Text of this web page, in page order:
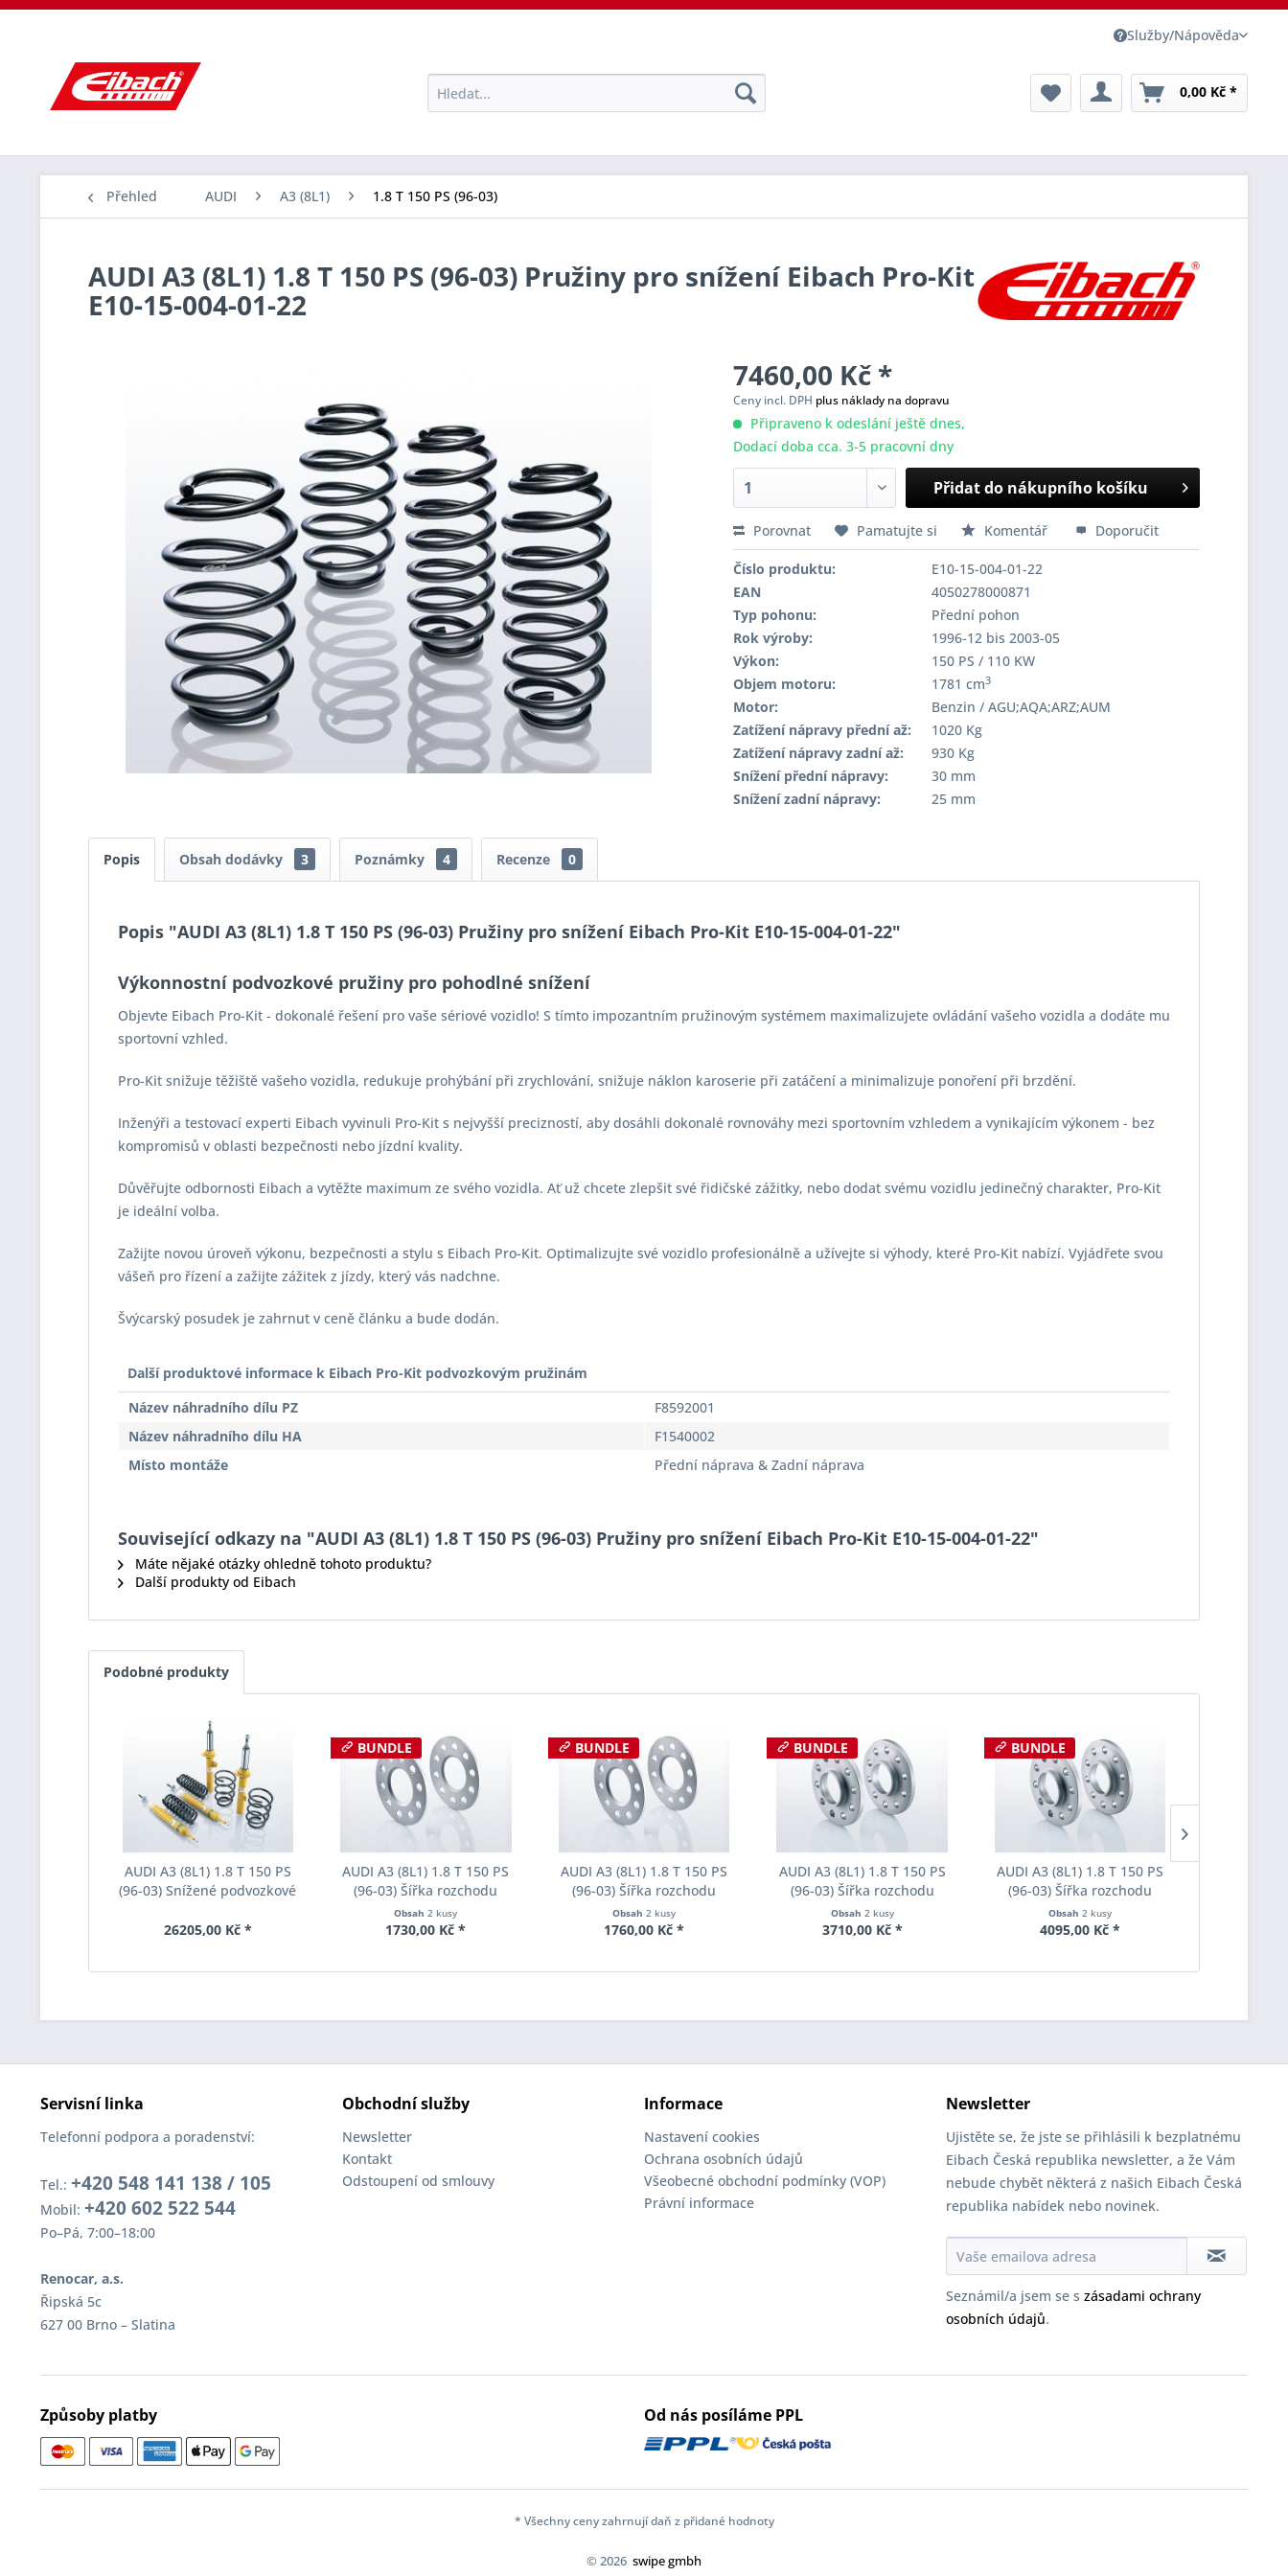
Služby/Nápověda
0,00 Kč *
Přehled AUDI A3 (8L1) 1.8 T 150 PS (96-03)
AUDI A3 (8L1) 1.8 T 150 PS (96-03) Pružiny pro snížení Eibach Pro-Kit
E10-15-004-01-22
7460,00 Kč *
Ceny incl. DPH plus náklady na dopravu
Připraveno k odeslání ještě dnes,
Dodací doba cca. 3-5 pracovní dny
Přidat do nákupního košíku
Porovnat Pamatujte si Komentář Doporučit
Číslo produktu:
E10-15-004-01-22
EAN
4050278000871
Typ pohonu:
Přední pohon
Rok výroby:
1996-12 bis 2003-05
Výkon:
150 PS / 110 KW
Objem motoru:
1781 cm3
Motor:
Benzin / AGU;AQA;ARZ;AUM
Zatížení nápravy přední až:
1020 Kg
Zatížení nápravy zadní až:
930 Kg
Snížení přední nápravy:
30 mm
Snížení zadní nápravy:
25 mm
Popis Obsah dodávky 3 Poznámky 4 Recenze 0
Popis "AUDI A3 (8L1) 1.8 T 150 PS (96-03) Pružiny pro snížení Eibach Pro-Kit E10-15-004-01-22"
Výkonnostní podvozkové pružiny pro pohodlné snížení
Objevte Eibach Pro-Kit - dokonalé řešení pro vaše sériové vozidlo! S tímto impozantním pružinovým systémem maximalizujete ovládání vašeho vozidla a dodáte mu
sportovní vzhled.
Pro-Kit snižuje těžiště vašeho vozidla, redukuje prohýbání při zrychlování, snižuje náklon karoserie při zatáčení a minimalizuje ponoření při brzdění.
Inženýři a testovací experti Eibach vyvinuli Pro-Kit s nejvyšší precizností, aby dosáhli dokonalé rovnováhy mezi sportovním vzhledem a vynikajícím výkonem - bez
kompromisů v oblasti bezpečnosti nebo jízdní kvality.
Důvěřujte odbornosti Eibach a vytěžte maximum ze svého vozidla. Ať už chcete zlepšit své řidičské zážitky, nebo dodat svému vozidlu jedinečný charakter, Pro-Kit
je ideální volba.
Zažijte novou úroveň výkonu, bezpečnosti a stylu s Eibach Pro-Kit. Optimalizujte své vozidlo profesionálně a užívejte si výhody, které Pro-Kit nabízí. Vyjádřete svou
vášeň pro řízení a zažijte zážitek z jízdy, který vás nadchne.
Švýcarský posudek je zahrnut v ceně článku a bude dodán.
Další produktové informace k Eibach Pro-Kit podvozkovým pružinám
Název náhradního dílu PZ
F8592001
Název náhradního dílu HA
F1540002
Místo montáže
Přední náprava & Zadní náprava
Související odkazy na "AUDI A3 (8L1) 1.8 T 150 PS (96-03) Pružiny pro snížení Eibach Pro-Kit E10-15-004-01-22"
Máte nějaké otázky ohledně tohoto produktu?
Další produkty od Eibach
Podobné produkty
AUDI A3 (8L1) 1.8 T 150 PS
(96-03) Snížené podvozkové
004-03-22
26205,00 Kč *
BUNDLE
AUDI A3 (8L1) 1.8 T 150 PS
(96-03) Šířka rozchodu
Eibach Pro-Spacer S90-1-05-
006 System1 Tloušťka 5mm
Obsah2 kusy
1730,00 Kč *
BUNDLE
AUDI A3 (8L1) 1.8 T 150 PS
(96-03) Šířka rozchodu
Eibach Pro-Spacer S90-1-08-
001 System1 Tloušťka 8mm
Obsah 2 kusy
1760,00 Kč *
BUNDLE
AUDI A3 (8L1) 1.8 T 150 PS
(96-03) Šířka rozchodu
Eibach Pro-Spacer S90-2-15-
005 System2 Tloušťka 15mm
Obsah 2 kusy
3710,00 Kč *
BUNDLE
AUDI A3 (8L1) 1.8 T 150 PS
(96-03) Šířka rozchodu
Eibach Pro-Spacer S90-2-20-
004 System2 Tloušťka 20mm
Obsah2 kusy
4095,00 Kč *
Servisní linka
Telefonní podpora a poradenství:
Tel.: +420 548 141 138 / 105
Mobil: +420 602 522 544
Po–Pá, 7:00–18:00
Renocar, a.s.
Řipská 5c
627 00 Brno – Slatina
Obchodní služby
Newsletter
Kontakt
Odstoupení od smlouvy
Informace
Nastavení cookies
Ochrana osobních údajů
Všeobecné obchodní podmínky (VOP)
Právní informace
Newsletter
Ujistěte se, že jste se přihlásili k bezplatnému
Eibach Česká republika newsletter, a že Vám
nebude chybět některá z našich Eibach Česká
republika nabídek nebo novinek.
Seznámil/a jsem se s zásadami ochrany
osobních údajů.
Způsoby platby Od nás posíláme PPL
* Všechny ceny zahrnují daň z přidané hodnoty
© 2026 swipe gmbh